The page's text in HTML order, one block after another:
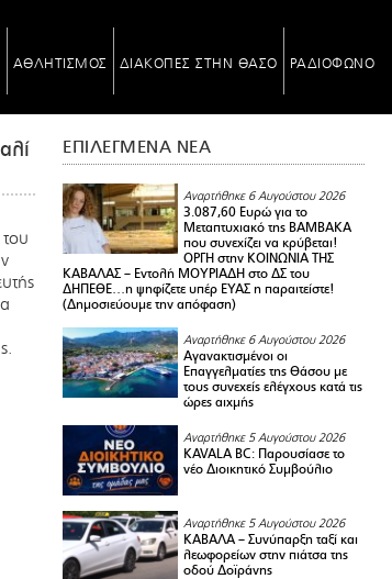
ΑΘΛΗΤΙΣΜΟΣ ΔΙΑΚΟΠΕΣ ΣΤΗΝ ΘΑΣΟ ΡΑΔΙΟΦΩΝΟ
ΕΠΙΛΕΓΜΕΝΑ ΝΕΑ
Αναρτήθηκε 6 Αυγούστου 2026
3.087,60 Ευρώ για το
Μεταπτυχιακό της ΒΑΜΒΑΚΑ
που συνεχίζει να κρύβεται!
ΟΡΓΗ στην ΚΟΙΝΩΝΙΑ ΤΗΣ
ΚΑΒΑΛΑΣ – Εντολή ΜΟΥΡΙΑΔΗ στο ΔΣ του
ΔΗΠΕΘΕ…η ψηφίζετε υπέρ ΕΥΑΣ η παραιτείστε!
(Δημοσιεύουμε την απόφαση)
Αναρτήθηκε 6 Αυγούστου 2026
Αγανακτισμένοι οι
Επαγγελματίες της Θάσου με
τους συνεχείς ελέγχους κατά τις
ώρες αιχμής
Αναρτήθηκε 5 Αυγούστου 2026
KAVALA BC: Παρουσίασε το
νέο Διοικητικό Συμβούλιο
Αναρτήθηκε 5 Αυγούστου 2026
ΚΑΒΑΛΑ – Συνύπαρξη ταξί και
λεωφορείων στην πιάτσα της
οδού Δοϊράνης